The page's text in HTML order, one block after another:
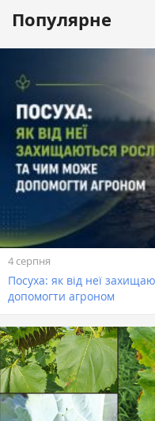
Популярне
4 серпня
Посуха: як від неї
допомогти агроном